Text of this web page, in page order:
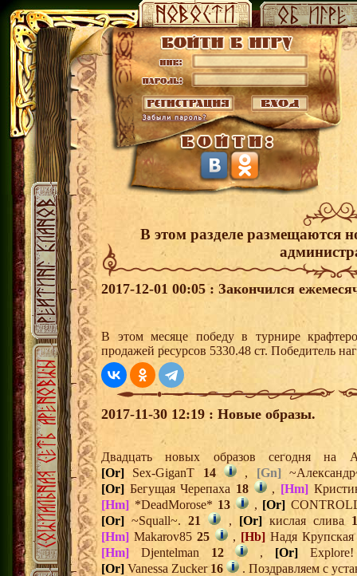
В этом разделе размещаются
2017-12-01 00:05 : Закончился
В этом месяце победу в турнире
продажей ресурсов 5330.48 ст. Победитель
2017-11-30 12:19 : Новые образы.
Двадцать новых образов сегодня
[Or] Sex-GiganT 14 , [Gn]
[Or] Бегущая Черепаха 18 , [Hm]
[Hm] *DeadMorose* 13 , [Or]
[Or] ~Squall~.21 , [Or]кислая слива
[Hm] Makarov8525 , [Hb] Надя
[Hm] Djentelman 12 , [Or]
[Or] Vanessa Zucker16 . Поздравляем с